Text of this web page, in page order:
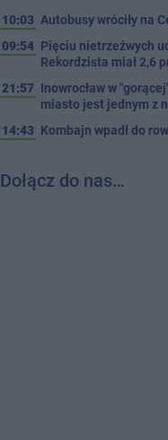
10:03 Autobusy wróciły na
09:54 Pięciu nietrzeźwych
Rekordzista miał 2,6
21:57 Inowrocław w
miasto jest jednym z
14:43 Kombajn wpadł do
Dołącz do nas…